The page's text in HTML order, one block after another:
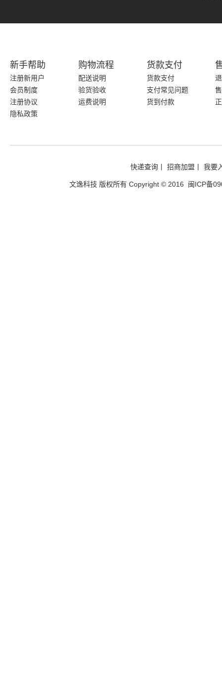
新手帮助
注册新用户
会员制度
注册协议
隐私政策
购物流程
配送说明
验货验收
运费说明
货款支付
货款支付
支付常见问题
货到付款
快递查询 | 招商加盟 | 我要
文逸科技 版权所有 Copyright © 2016 闽ICP备